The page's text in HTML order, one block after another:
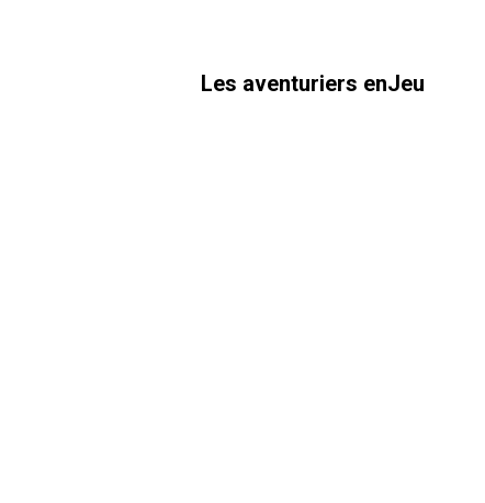
Les aventuriers enJeu